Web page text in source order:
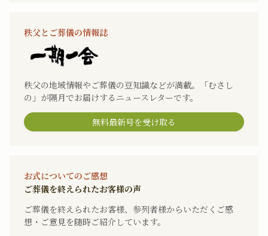
秩父とご葬儀の情報誌
秩父の地域情報やご葬儀の豆知識などが満載。「むさし
の」が隔月でお届けするニュースレターです。
無料最新号を受け取る
お式についてのご感想
ご葬儀を終えられたお客様の声
ご葬儀を終えられたお客様、参列者様からいただくご感
想・ご意見を随時ご紹介しています。